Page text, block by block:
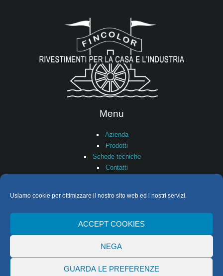
Usiamo cookie per ottimizzare il nostro sito web ed i nostri servizi.
ACCEPT COOKIES
NEGA
GUARDA LE PREFERENZE
Menu
Azienda
Prodotti
Schede tecniche
Contatti
Telefono:0586 408105
0586 449560